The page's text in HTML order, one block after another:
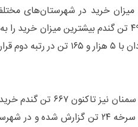
میزان خرید در شهرستان‌های
گرمسار با خرید ۸ هزار و ۴۹ تن گندم بیشترین
دارد.
به گفته وی، در شهرستان
میزان خرید در شهرستان سرخه ۲۴ تن